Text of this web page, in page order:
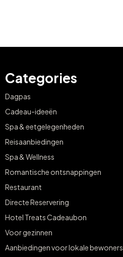
Categories
Dagpas
Cadeau-ideeën
Spa & eetgelegenheden
Reisaanbiedingen
Spa & Wellness
Romantische ontsnappingen
Restaurant
Directe Reservering
Hotel Treats Cadeaubon
Voor gezinnen
Aanbiedingen voor lokale bewoners